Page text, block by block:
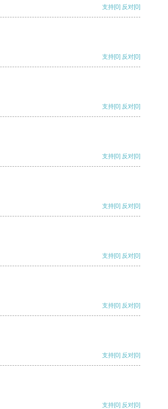
支持[0] 反对[0]
支持[0] 反对[0]
支持[0] 反对[0]
支持[0] 反对[0]
支持[0] 反对[0]
支持[0] 反对[0]
支持[0] 反对[0]
支持[0] 反对[0]
支持[0] 反对[0]